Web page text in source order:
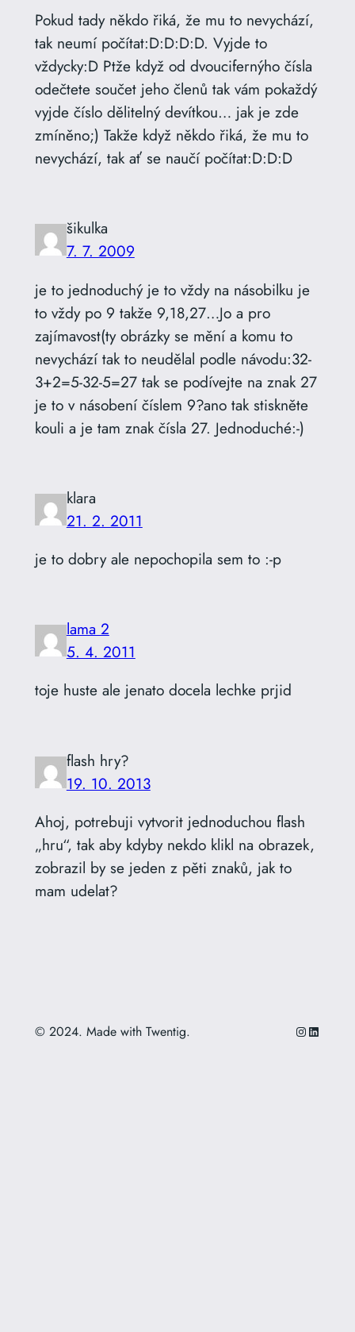
Pokud tady někdo řiká, že mu to nevychází,
tak neumí počítat:D:D:D:D. Vyjde to
vždycky:D Ptže když od dvoucifernýho čísla
odečtete součet jeho členů tak vám pokaždý
vyjde číslo dělitelný devítkou… jak je zde
zmíněno;) Takže když někdo řiká, že mu to
nevychází, tak ať se naučí počítat:D:D:D
šikulka
7. 7. 2009
je to jednoduchý je to vždy na násobilku je
to vždy po 9 takže 9,18,27…Jo a pro
zajímavost(ty obrázky se mění a komu to
nevychází tak to neudělal podle návodu:32-
3+2=5-32-5=27 tak se podívejte na znak 27
je to v násobení číslem 9?ano tak stiskněte
kouli a je tam znak čísla 27. Jednoduché:-)
klara
21. 2. 2011
je to dobry ale nepochopila sem to :-p
lama 2
5. 4. 2011
toje huste ale jenato docela lechke prjid
flash hry?
19. 10. 2013
Ahoj, potrebuji vytvorit jednoduchou flash
„hru“, tak aby kdyby nekdo klikl na obrazek,
zobrazil by se jeden z pěti znaků, jak to
mam udelat?
© 2024. Made with Twentig. Instagram
LinkedIn